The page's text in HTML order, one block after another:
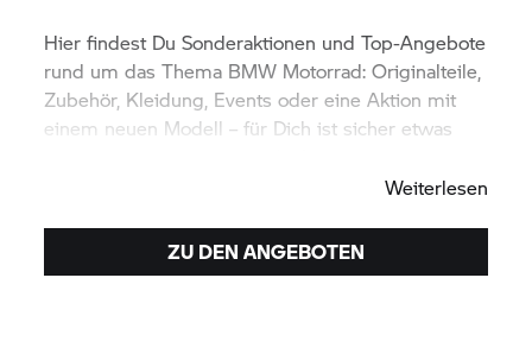
Hier findest Du Sonderaktionen und Top-Angebote
rund um das Thema BMW Motorrad: Originalteile,
Zubehör, Kleidung, Events oder eine Aktion mit
einem neuen Modell – für Dich ist sicher etwas
Weiterlesen
ZU DEN ANGEBOTEN